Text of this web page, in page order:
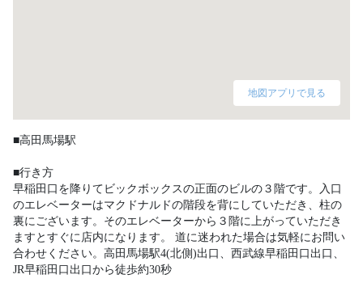
地図アプリで見る
■高田馬場駅
■行き方
早稲田口を降りてビックボックスの正面のビルの３階です。入口
のエレベーターはマクドナルドの階段を背にしていただき、柱の
裏にございます。そのエレベーターから３階に上がっていただき
ますとすぐに店内になります。 道に迷われた場合は気軽にお問い
合わせください。高田馬場駅4(北側)出口、西武線早稲田口出口、
JR早稲田口出口から徒歩約30秒